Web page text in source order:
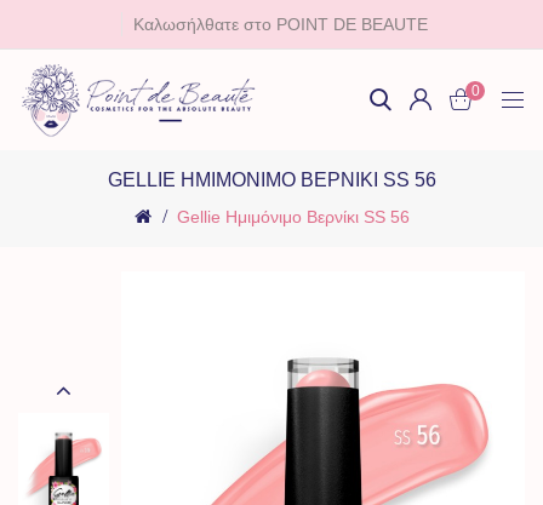
Καλωσήλθατε στο POINT DE BEAUTE
0
GELLIE ΗΜΙΜΌΝΙΜΟ ΒΕΡΝΊΚΙ SS 56
Gellie Ημιμόνιμο Βερνίκι SS 56